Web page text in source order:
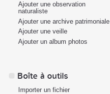
Ajouter une observation
naturaliste
Ajouter une archive patrimoniale
Ajouter une veille
Ajouter un album photos
Boîte à outils
Importer un fichier